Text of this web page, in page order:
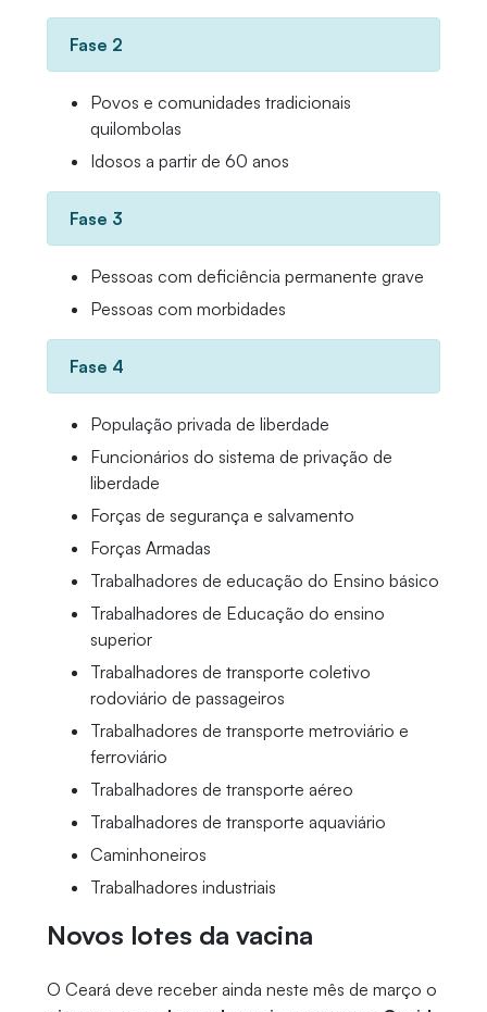
Fase 2
Povos e comunidades tradicionais
quilombolas
Idosos a partir de 60 anos
Fase 3
Pessoas com deficiência permanente grave
Pessoas com morbidades
Fase 4
População privada de liberdade
Funcionários do sistema de privação de
liberdade
Forças de segurança e salvamento
Forças Armadas
Trabalhadores de educação do Ensino básico
Trabalhadores de Educação do ensino
superior
Trabalhadores de transporte coletivo
rodoviário de passageiros
Trabalhadores de transporte metroviário e
ferroviário
Trabalhadores de transporte aéreo
Trabalhadores de transporte aquaviário
Caminhoneiros
Trabalhadores industriais
Novos lotes da vacina
O Ceará deve receber ainda neste mês de março o